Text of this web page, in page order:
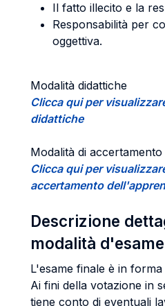
Il fatto illecito e la
Responsabilità per
oggettiva.
Modalità didattiche
Clicca qui per
didattiche
Modalità di
Clicca qui per
accertamento
Descrizione
modalità d'esame
L'esame finale è in forma
Ai fini della votazione in
tiene conto di eventuali